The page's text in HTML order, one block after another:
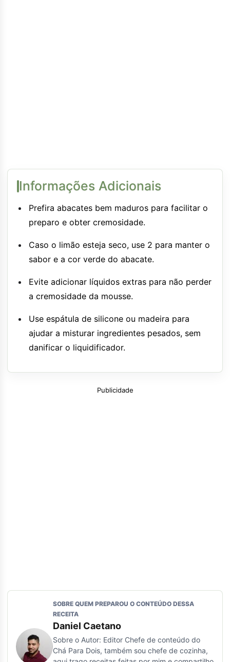
Informações Adicionais
Prefira abacates bem maduros para facilitar o
preparo e obter cremosidade.
Caso o limão esteja seco, use 2 para manter o
sabor e a cor verde do abacate.
Evite adicionar líquidos extras para não perder
a cremosidade da mousse.
Use espátula de silicone ou madeira para
ajudar a misturar ingredientes pesados, sem
danificar o liquidificador.
Publicidade
SOBRE QUEM PREPAROU O CONTEÚDO DESSA
RECEITA
Daniel Caetano
Sobre o Autor: Editor Chefe de conteúdo do
Chá Para Dois, também sou chefe de cozinha,